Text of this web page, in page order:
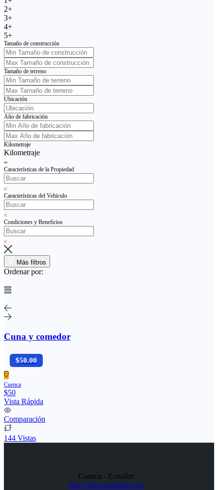
2+
3+
4+
5+
Tamaño de construcción
Tamaño de terreno
Ubicación
Año de fabricación
Kilometraje
Kilometraje
Características de la Propiedad
Características del Vehículo
Condiciones y Beneficios
Más filtros
Ordenar por:
Cuna y comedor
$50.00
Cuenca
$50
Vista Rápida
Comparación
144 Vistas
Cuenca - Ecuador
info@buscandoando.vip